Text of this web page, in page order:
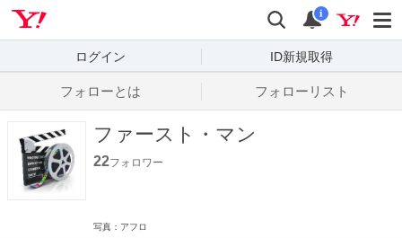
検索
通知
i
ログイン ID新規取得
フォローとは フォローリスト
ファースト・マン
22フォロワー
写真：アフロ